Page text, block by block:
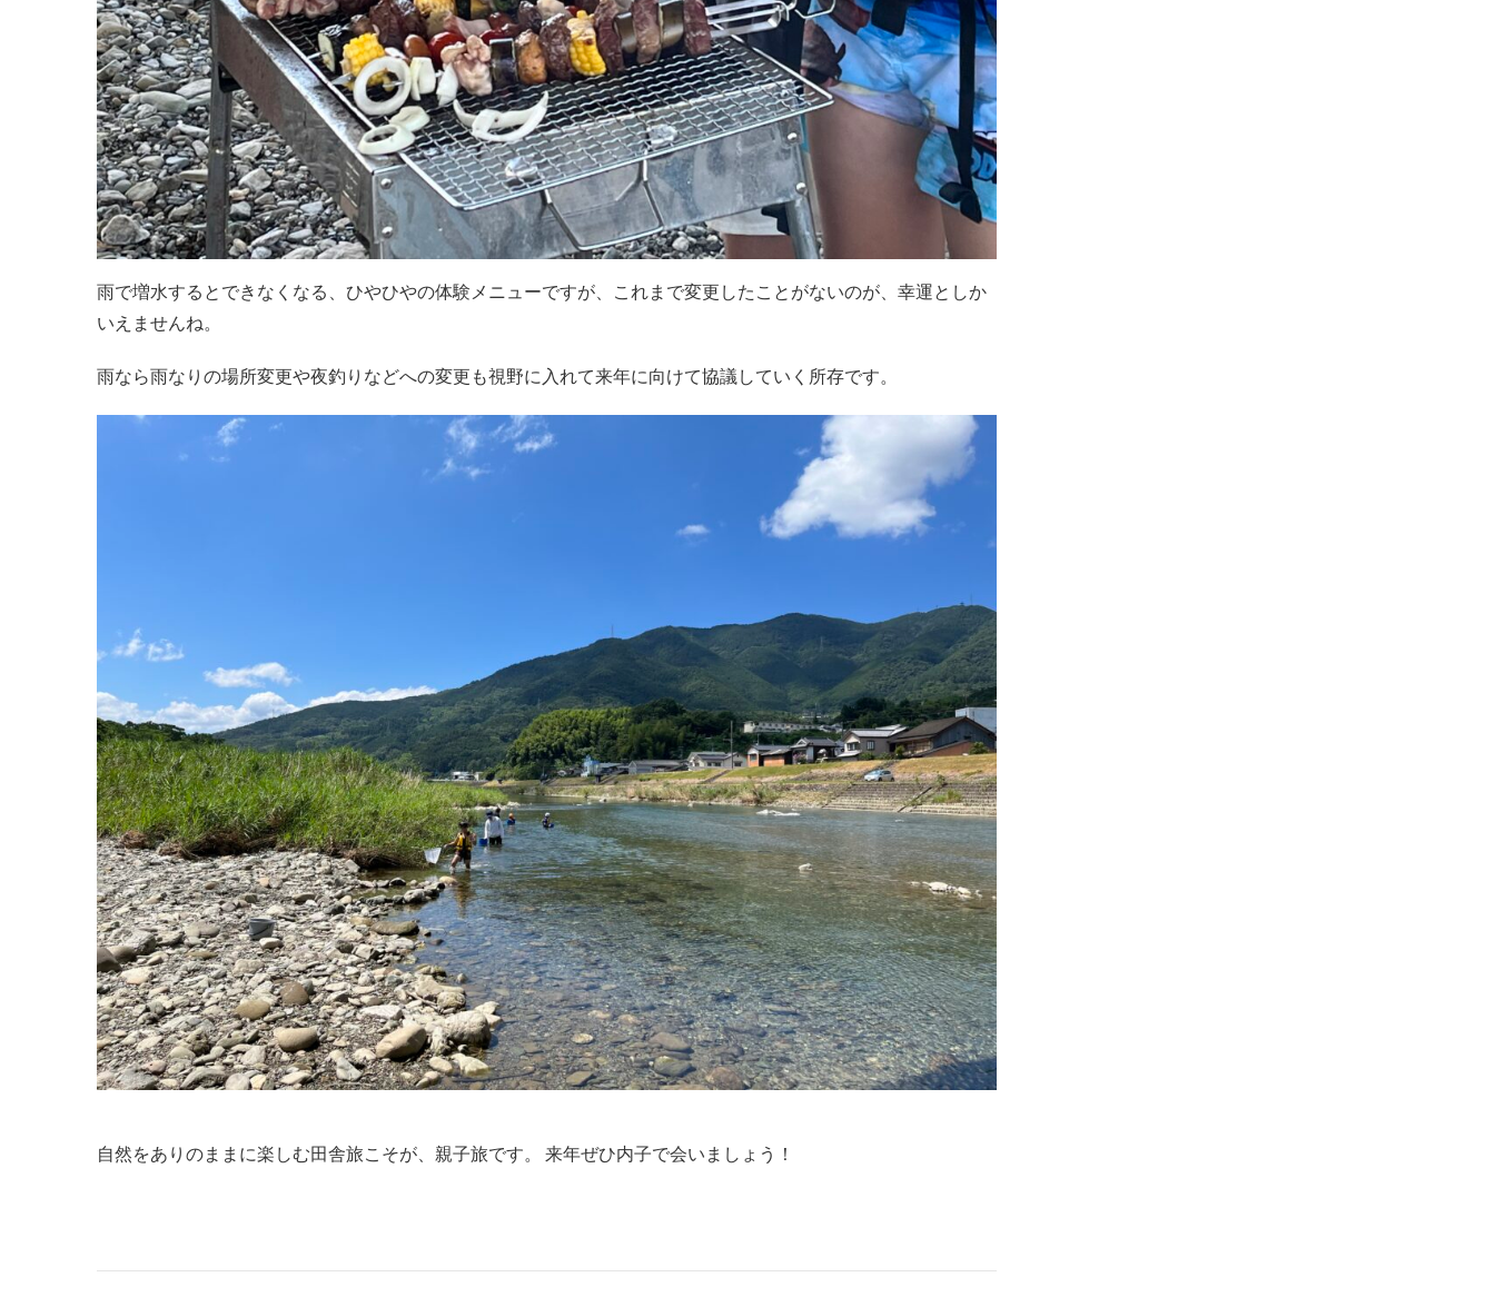
雨で増水するとできなくなる、ひやひやの体験メニューですが、これまで変更したことがないのが、幸運としか
いえませんね。
雨なら雨なりの場所変更や夜釣りなどへの変更も視野に入れて来年に向けて協議していく所存です。
自然をありのままに楽しむ田舎旅こそが、親子旅です。 来年ぜひ内子で会いましょう！